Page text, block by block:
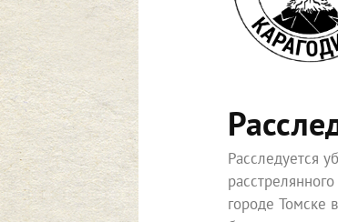
Расследуется
городе Томске